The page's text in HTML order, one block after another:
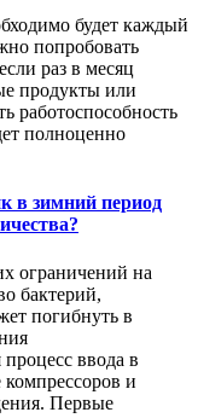
будет каждый
попробовать
раз в месяц
продукты или
работоспособность
полноценно
в зимний период
ограничений на
бактерий,
погибнуть в
процесс ввода в
и
Первые